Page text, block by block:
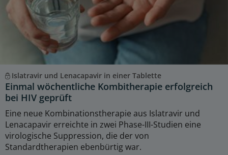
Islatravir und Lenacapavir in einer Tablette
Einmal wöchentliche Kombitherapie erfolgreich
bei HIV geprüft
Eine neue Kombinationstherapie aus Islatravir und
Lenacapavir erreichte in zwei Phase-III-Studien eine
virologische Suppression, die der von
Standardtherapien ebenbürtig war.